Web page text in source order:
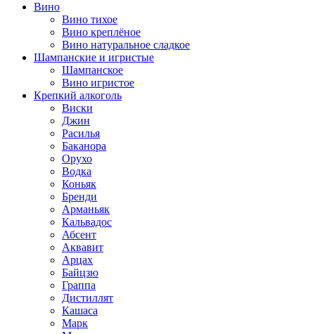
Вино
Вино тихое
Вино креплёное
Вино натуральное сладкое
Шампанские и игристые
Шампанское
Вино игристое
Крепкий алкоголь
Виски
Джин
Расилья
Баканора
Орухо
Водка
Коньяк
Бренди
Арманьяк
Кальвадос
Абсент
Аквавит
Арцах
Байцзю
Граппа
Дистиллят
Кашаса
Марк